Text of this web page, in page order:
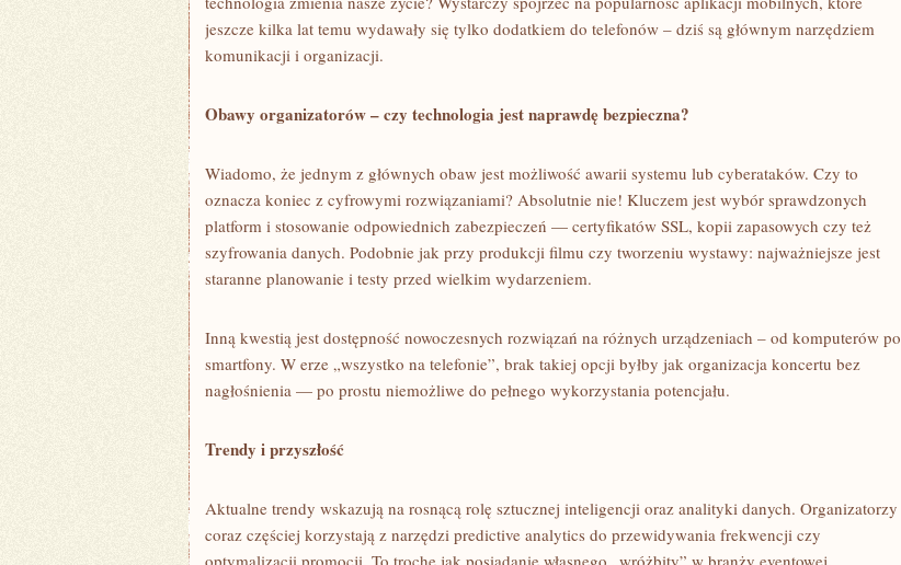
jeszcze kilka lat temu wydawały się tylko dodatkiem do telefonów – dziś są głównym narzędziem
komunikacji i organizacji.
Obawy organizatorów – czy technologia jest naprawdę bezpieczna?
Wiadomo, że jednym z głównych obaw jest możliwość awarii systemu lub cyberataków. Czy to
oznacza koniec z cyfrowymi rozwiązaniami? Absolutnie nie! Kluczem jest wybór sprawdzonych
platform i stosowanie odpowiednich zabezpieczeń — certyfikatów SSL, kopii zapasowych czy też
szyfrowania danych. Podobnie jak przy produkcji filmu czy tworzeniu wystawy: najważniejsze jest
staranne planowanie i testy przed wielkim wydarzeniem.
Inną kwestią jest dostępność nowoczesnych rozwiązań na różnych urządzeniach – od komputerów po
smartfony. W erze „wszystko na telefonie”, brak takiej opcji byłby jak organizacja koncertu bez
nagłośnienia — po prostu niemożliwe do pełnego wykorzystania potencjału.
Trendy i przyszłość
Aktualne trendy wskazują na rosnącą rolę sztucznej inteligencji oraz analityki danych. Organizatorzy
coraz częściej korzystają z narzędzi predictive analytics do przewidywania frekwencji czy
optymalizacji promocji. To trochę jak posiadanie własnego „wróżbity” w branży eventowej.